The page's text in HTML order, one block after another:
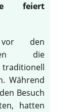
feiert
den
die
Während
Besuch
hatten